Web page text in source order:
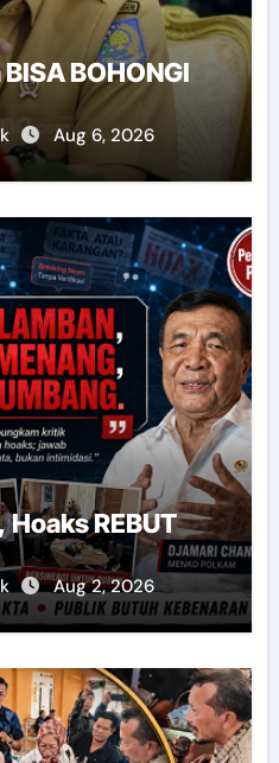
BOHONGI
Aug 6, 2026
Hoaks REBUT
Aug 2, 2026